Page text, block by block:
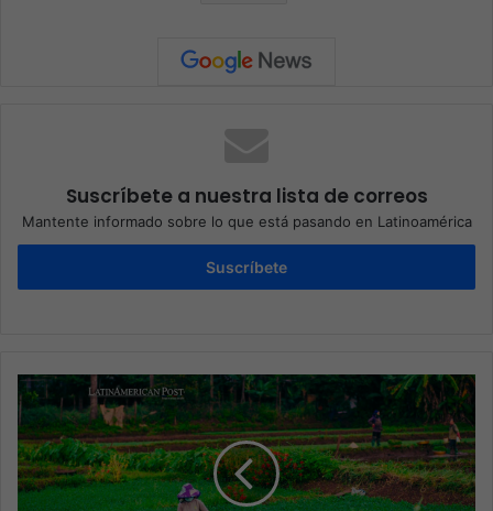
Suscríbete a nuestra lista de correos
Mantente informado sobre lo que está pasando en Latinoamérica
Suscríbete